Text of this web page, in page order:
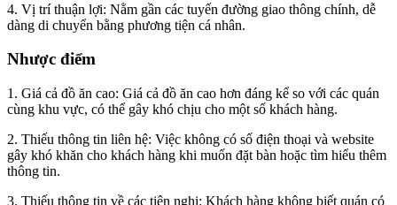
4. Vị trí thuận lợi: Nằm gần các tuyến đường giao thông chính, dễ
dàng di chuyển bằng phương tiện cá nhân.
Nhược điểm
1. Giá cả đồ ăn cao: Giá cả đồ ăn cao hơn đáng kể so với các quán
cùng khu vực, có thể gây khó chịu cho một số khách hàng.
2. Thiếu thông tin liên hệ: Việc không có số điện thoại và website
gây khó khăn cho khách hàng khi muốn đặt bàn hoặc tìm hiểu thêm
thông tin.
3. Thiếu thông tin về các tiện nghi: Khách hàng không biết quán có